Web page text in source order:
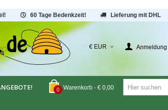
60 Tage Bedenkzeit! Lieferung mit DHL
€ EUR Anmeldung
0 Warenkorb - € 0,00